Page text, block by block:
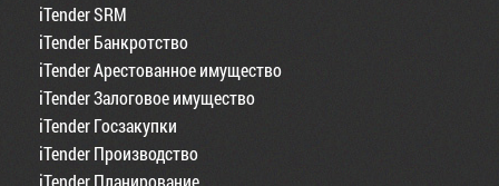
iTender SRM
iTender Банкротство
iTender Арестованное имущество
iTender Залоговое имущество
iTender Госзакупки
iTender Производство
iTender Планирование